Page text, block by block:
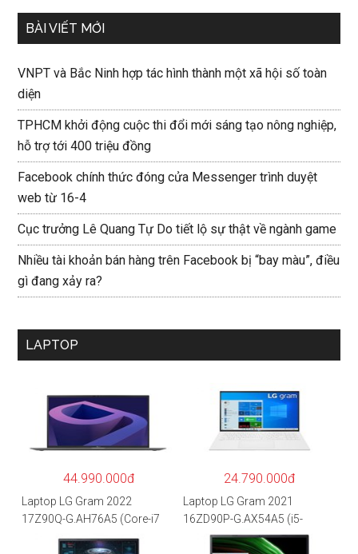
BÀI VIẾT MỚI
VNPT và Bắc Ninh hợp tác hình thành một xã hội số toàn
diện
TPHCM khởi động cuộc thi đổi mới sáng tạo nông nghiệp,
hỗ trợ tới 400 triệu đồng
Facebook chính thức đóng cửa Messenger trình duyệt
web từ 16-4
Cục trưởng Lê Quang Tự Do tiết lộ sự thật về ngành game
Nhiều tài khoản bán hàng trên Facebook bị “bay màu”, điều
gì đang xảy ra?
LAPTOP
44.990.000đ
Laptop LG Gram 2022
17Z90Q-G.AH76A5 (Core-i7
1260P/16GB/512GB/17″
24.790.000đ
Laptop LG Gram 2021
16ZD90P-G.AX54A5 (i5-
1135G7/8GB RAM/512GB